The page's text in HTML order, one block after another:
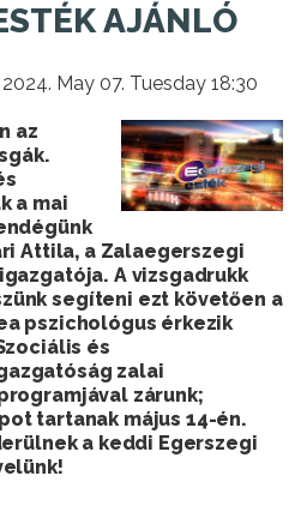
AJÁNLÓ
2024. May 07. Tuesday 18:30
az
a mai
Attila, a Zalaegerszegi
A vizsgadrukk
segíteni ezt követően a
pszichológus érkezik
és
zalai
zárunk;
tartanak május 14-én.
a keddi Egerszegi